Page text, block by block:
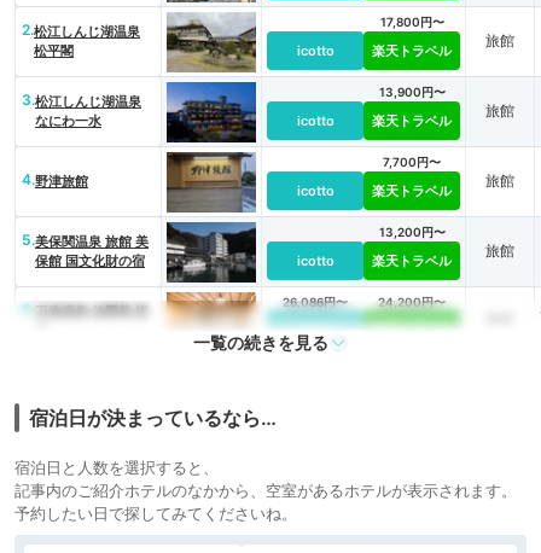
2.松江しんじ湖温泉
松平閣
icotto
17,800円〜
楽天トラベル
旅館
3.松江しんじ湖温泉
なにわ一水
icotto
13,900円〜
楽天トラベル
旅館
4.野津旅館
icotto
7,700円〜
楽天トラベル
旅館
5.美保関温泉 旅館 美
保館 国文化財の宿
icotto
13,200円〜
楽天トラベル
旅館
6. 玉造温泉 佳翠苑 皆
26,086円〜
icotto
24,200円〜
楽天トラベル
の湯
宿 長楽園
9.玉造温泉 松乃湯
14,679円〜
icotto 楽天トラベル
旅館
一覧の続きを見る
宿泊日が決まっているなら…
宿泊日と人数を選択すると、
記事内のご紹介ホテルのなかから、空室があるホテルが表示されます。
予約したい日で探してみてくださいね。